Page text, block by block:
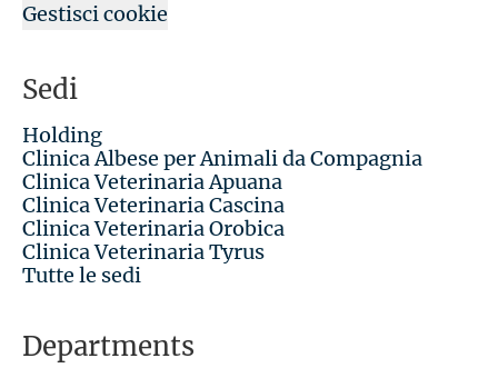
Gestisci cookie
Sedi
Holding
Clinica Albese per Animali da Compagnia
Clinica Veterinaria Apuana
Clinica Veterinaria Cascina
Clinica Veterinaria Orobica
Clinica Veterinaria Tyrus
Tutte le sedi
Departments